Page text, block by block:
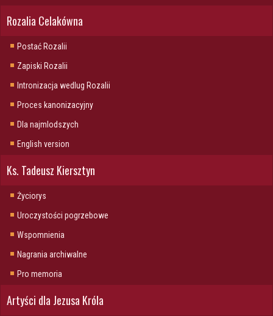
Rozalia Celakówna
Postać Rozalii
Zapiski Rozalii
Intronizacja wedlug Rozalii
Proces kanonizacyjny
Dla najmlodszych
English version
Ks. Tadeusz Kiersztyn
Życiorys
Uroczystości pogrzebowe
Wspomnienia
Nagrania archiwalne
Pro memoria
Artyści dla Jezusa Króla